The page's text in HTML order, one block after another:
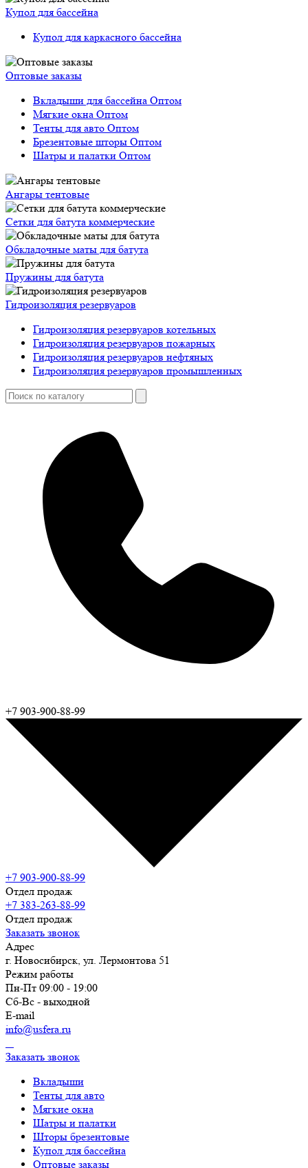
Купол для бассейна
Купол для каркасного бассейна
Оптовые заказы
Вкладыши для бассейна Оптом
Мягкие окна Оптом
Тенты для авто Оптом
Брезентовые шторы Оптом
Шатры и палатки Оптом
Ангары тентовые
Сетки для батута коммерческие
Обкладочные маты для батута
Пружины для батута
Гидроизоляция резервуаров
Гидроизоляция резервуаров котельных
Гидроизоляция резервуаров пожарных
Гидроизоляция резервуаров нефтяных
Гидроизоляция резервуаров промышленных
+7 903-900-88-99
+7 903-900-88-99
Отдел продаж
+7 383-263-88-99
Отдел продаж
Заказать звонок
Адрес
г. Новосибирск, ул. Лермонтова 51
Режим работы
Пн-Пт 09:00 - 19:00
Сб-Вс - выходной
E-mail
info@usfera.ru
Заказать звонок
Вкладыши
Тенты для авто
Мягкие окна
Шатры и палатки
Шторы брезентовые
Купол для бассейна
Оптовые заказы